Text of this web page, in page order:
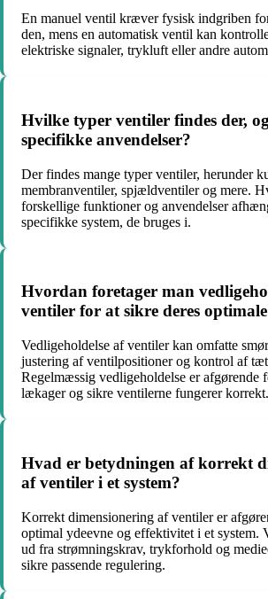
En manuel ventil kræver fysisk indgriben
den, mens en automatisk ventil kan
elektriske signaler, trykluft eller andre
Hvilke typer ventiler findes der,
specifikke anvendelser?
Der findes mange typer ventiler, herunder
membranventiler, spjældventiler og mere.
forskellige funktioner og anvendelser
specifikke system, de bruges i.
Hvordan foretager man
ventiler for at sikre deres
Vedligeholdelse af ventiler kan omfatte
justering af ventilpositioner og kontrol af
Regelmæssig vedligeholdelse er afgørende
lækager og sikre ventilerne fungerer korrekt.
Hvad er betydningen af korrekt
af ventiler i et system?
Korrekt dimensionering af ventiler er
optimal ydeevne og effektivitet i et system.
ud fra strømningskrav, trykforhold og
sikre passende regulering.